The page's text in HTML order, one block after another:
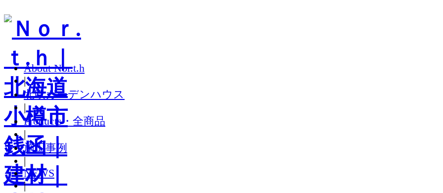
About Nor.t.h
|
北欧ガーデンハウス
|
Products・全商品
|
施工事例
|
NEWS
|